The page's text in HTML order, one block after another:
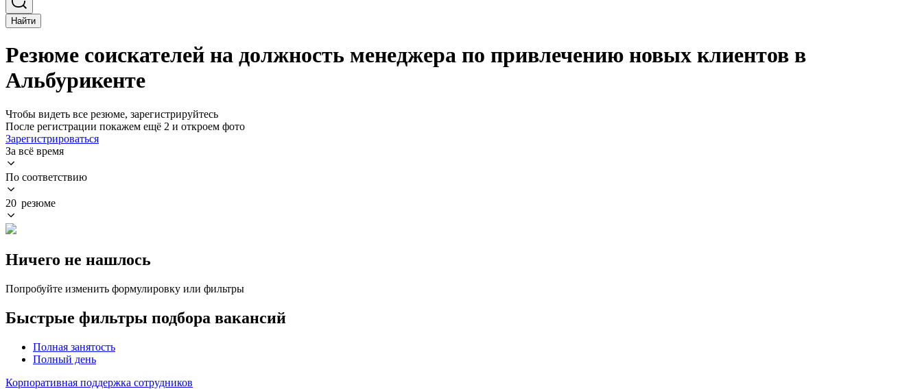
Найти
Резюме соискателей на должность менеджера по привлечению новых клиентов в
Альбурикенте
Чтобы видеть все резюме, зарегистрируйтесь
После регистрации покажем ещё 2 и откроем фото
Зарегистрироваться
За всё время
По соответствию
20 резюме
Ничего не нашлось
Попробуйте изменить формулировку или фильтры
Быстрые фильтры подбора вакансий
Полная занятость
Полный день
Корпоративная поддержка сотрудников